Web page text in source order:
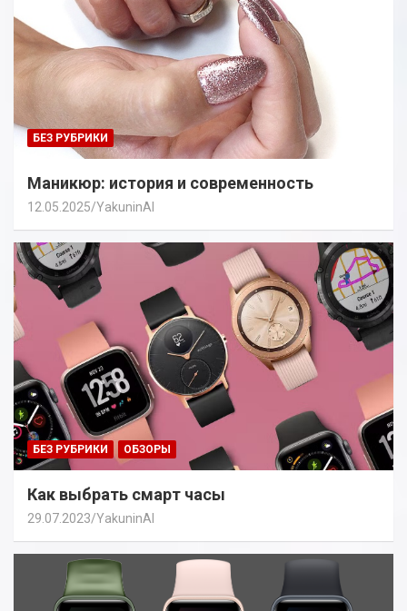
БЕЗ РУБРИКИ
Маникюр: история и современность
12.05.2025 YakuninAI
БЕЗ РУБРИКИ ОБЗОРЫ
Как выбрать смарт часы
29.07.2023 YakuninAI